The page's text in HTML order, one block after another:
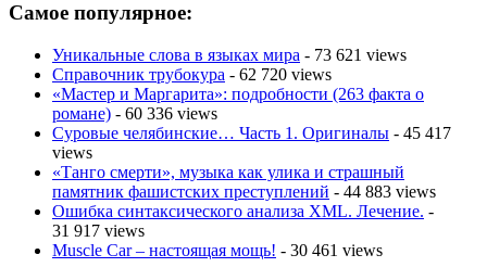
Самое популярное:
Уникальные слова в языках мира - 73 621 views
Справочник трубокура - 62 720 views
«Мастер и Маргарита»: подробности (263 факта о
романе) - 60 336 views
Суровые челябинские… Часть 1. Оригиналы - 45 417
views
«Танго смерти», музыка как улика и страшный
памятник фашистских преступлений - 44 883 views
Ошибка синтаксического анализа XML. Лечение. -
31 917 views
Muscle Car – настоящая мощь! - 30 461 views